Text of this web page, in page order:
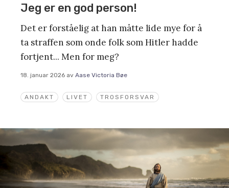
ANDAKT LIVET TROSFORSVAR
Jeg er en god person!
Det er forståelig at han måtte lide mye for å
ta straffen som onde folk som Hitler hadde
fortjent... Men for meg?
18. januar 2026 av Aase Victoria Bøe